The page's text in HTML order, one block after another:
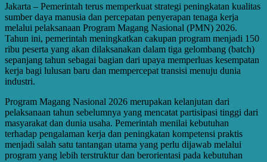
Jakarta – Pemerintah terus memperkuat strategi peningkatan kualitas
sumber daya manusia dan percepatan penyerapan tenaga kerja
melalui pelaksanaan Program Magang Nasional (PMN) 2026.
Tahun ini, pemerintah meningkatkan cakupan program menjadi 150
ribu peserta yang akan dilaksanakan dalam tiga gelombang (batch)
sepanjang tahun sebagai bagian dari upaya memperluas kesempatan
kerja bagi lulusan baru dan mempercepat transisi menuju dunia
industri.
Program Magang Nasional 2026 merupakan kelanjutan dari
pelaksanaan tahun sebelumnya yang mencatat partisipasi tinggi dari
masyarakat dan dunia usaha. Pemerintah menilai kebutuhan
terhadap pengalaman kerja dan peningkatan kompetensi praktis
menjadi salah satu tantangan utama yang perlu dijawab melalui
program yang lebih terstruktur dan berorientasi pada kebutuhan